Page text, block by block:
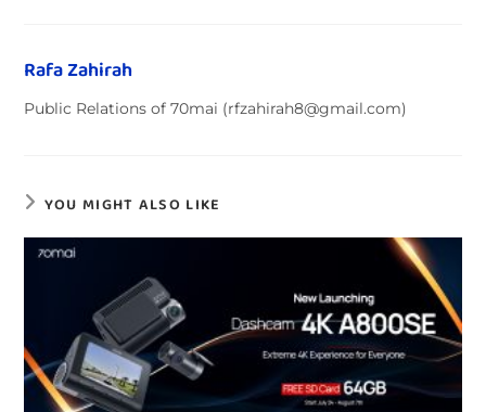
Rafa Zahirah
Public Relations of 70mai (rfzahirah8@gmail.com)
YOU MIGHT ALSO LIKE